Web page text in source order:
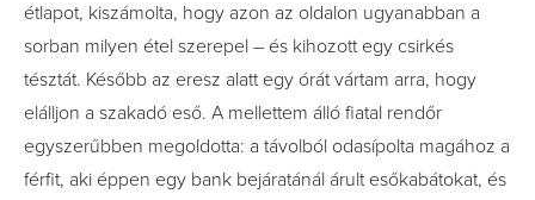
étlapot, kiszámolta, hogy azon az oldalon ugyanabban a
sorban milyen étel szerepel – és kihozott egy csirkés
tésztát. Később az eresz alatt egy órát vártam arra, hogy
elálljon a szakadó eső. A mellettem álló fiatal rendőr
egyszerűbben megoldotta: a távolból odasípolta magához a
férfit, aki éppen egy bank bejáratánál árult esőkabátokat, és